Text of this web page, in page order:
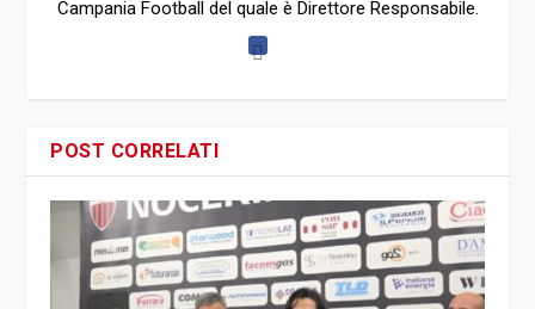
POST CORRELATI